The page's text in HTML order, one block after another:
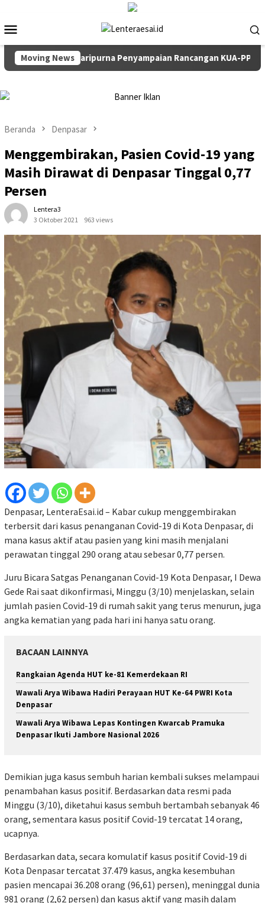
konten
Mobile
Moving News
Rapat Paripurna Penyampaian Rancangan KUA-PPAS TA 2027
Beranda Denpasar
Menggembirakan, Pasien Covid-19 yang
Masih Dirawat di Denpasar Tinggal 0,77
Persen
Lentera3
3 Oktober 2021
963 views
Denpasar, LenteraEsai.id – Kabar cukup menggembirakan
terbersit dari kasus penanganan Covid-19 di Kota Denpasar, di
mana kasus aktif atau pasien yang kini masih menjalani
perawatan tinggal 290 orang atau sebesar 0,77 persen.
Juru Bicara Satgas Penanganan Covid-19 Kota Denpasar, I Dewa
Gede Rai saat dikonfirmasi, Minggu (3/10) menjelaskan, selain
jumlah pasien Covid-19 di rumah sakit yang terus menurun, juga
angka kematian yang pada hari ini hanya satu orang.
BACAAN LAINNYA
Rangkaian Agenda HUT ke-81 Kemerdekaan RI
Wawali Arya Wibawa Hadiri Perayaan HUT Ke-64 PWRI Kota
Denpasar
Wawali Arya Wibawa Lepas Kontingen Kwarcab Pramuka
Denpasar Ikuti Jambore Nasional 2026
Demikian juga kasus sembuh harian kembali sukses melampaui
penambahan kasus positif. Berdasarkan data resmi pada
Minggu (3/10), diketahui kasus sembuh bertambah sebanyak 46
orang, sementara kasus positif Covid-19 tercatat 14 orang,
ucapnya.
Berdasarkan data, secara komulatif kasus positif Covid-19 di
Kota Denpasar tercatat 37.479 kasus, angka kesembuhan
pasien mencapai 36.208 orang (96,61) persen), meninggal dunia
981 orang (2,62 persen) dan kasus aktif yang masih dalam